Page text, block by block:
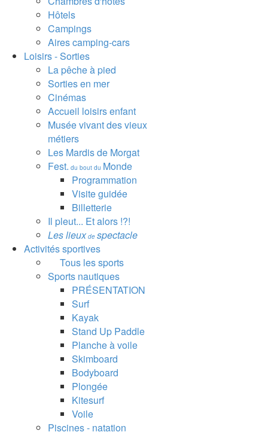
Hôtels
Campings
Aires camping-cars
Loisirs - Sorties
La pêche à pied
Sorties en mer
Cinémas
Accueil loisirs enfant
Musée vivant des vieux
métiers
Les Mardis de Morgat
Fest. du bout du Monde
Programmation
Visite guidée
Billetterie
Il pleut... Et alors !?!
Les lieuxde spectacle
Activités sportives
Tous les sports
Sports nautiques
PRÉSENTATION
Surf
Kayak
Stand Up Paddle
Planche à voile
Skimboard
Bodyboard
Plongée
Kitesurf
Voile
Piscines - natation